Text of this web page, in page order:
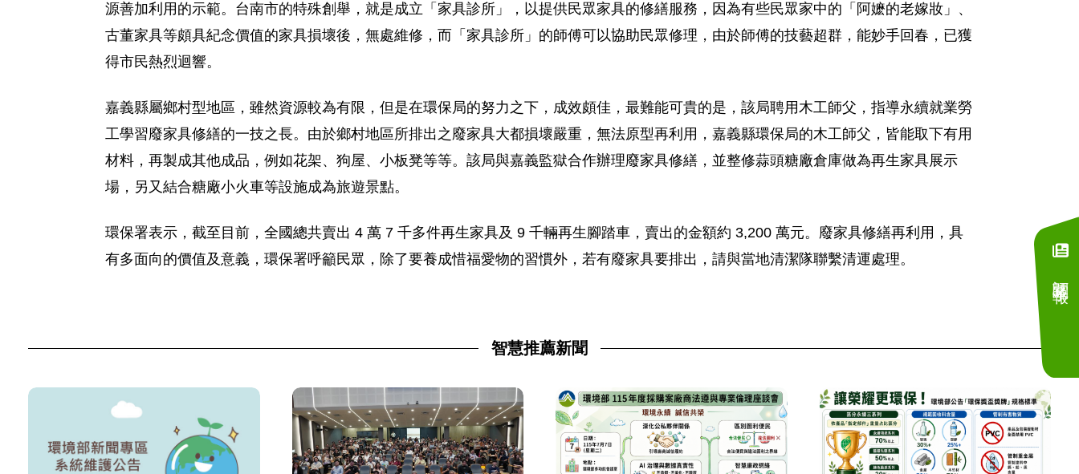
源善加利用的示範。台南市的特殊創舉，就是成立「家具診所」，以提供民眾家具的修繕服務，因為有些民眾家中的「阿嬷的老嫁妝」、
古董家具等頗具紀念價值的家具損壞後，無處維修，而「家具診所」的師傅可以協助民眾修理，由於師傅的技藝超群，能妙手回春，已獲
得市民熱烈迴響。
嘉義縣屬鄉村型地區，雖然資源較為有限，但是在環保局的努力之下，成效頗佳，最難能可貴的是，該局聘用木工師父，指導永續就業勞
工學習廢家具修繕的一技之長。由於鄉村地區所排出之廢家具大都損壞嚴重，無法原型再利用，嘉義縣環保局的木工師父，皆能取下有用
材料，再製成其他成品，例如花架、狗屋、小板凳等等。該局與嘉義監獄合作辦理廢家具修繕，並整修蒜頭糖廠倉庫做為再生家具展示
場，另又結合糖廠小火車等設施成為旅遊景點。
環保署表示，截至目前，全國總共賣出 4 萬 7 千多件再生家具及 9 千輛再生腳踏車，賣出的金額約 3,200 萬元。廢家具修繕再利用，具
有多面向的價值及意義，環保署呼籲民眾，除了要養成惜福愛物的習慣外，若有廢家具要排出，請與當地清潔隊聯繫清運處理。
智慧推薦新聞